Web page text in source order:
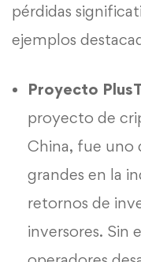
pérdidas
ejemplos
Proyecto
proyecto de
China, fue uno
grandes en la
retornos de
inversores. Sin